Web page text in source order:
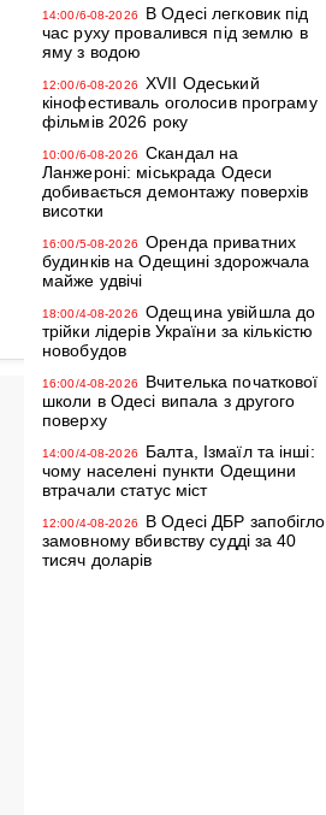
14:00/6-08-2026
В Одесі легковик під
час руху провалився під землю в
яму з водою
12:00/6-08-2026
XVII Одеський
кінофестиваль оголосив програму
фільмів 2026 року
10:00/6-08-2026
Скандал на
Ланжероні: міськрада Одеси
добивається демонтажу поверхів
висотки
16:00/5-08-2026
Оренда приватних
будинків на Одещині здорожчала
майже удвічі
18:00/4-08-2026
Одещина увійшла до
трійки лідерів України за кількістю
новобудов
16:00/4-08-2026
Вчителька початкової
школи в Одесі випала з другого
поверху
14:00/4-08-2026
Балта, Ізмаїл та інші:
чому населені пункти Одещини
втрачали статус міст
12:00/4-08-2026
В Одесі ДБР запобігло
замовному вбивству судді за 40
тисяч доларів